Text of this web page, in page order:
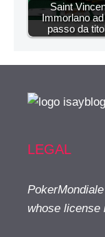
Saint
Immorlano
passo da
LEGAL
whose license